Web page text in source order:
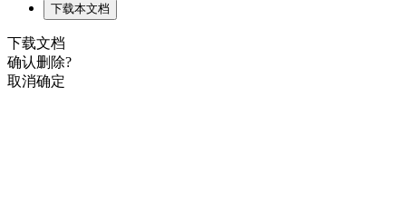
下载本文档
下载文档
确认删除?
取消确定